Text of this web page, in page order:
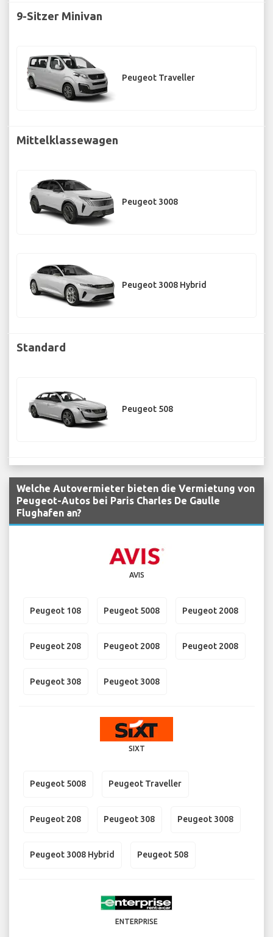
9-Sitzer Minivan
Peugeot Traveller
Mittelklassewagen
Peugeot 3008
Peugeot 3008 Hybrid
Standard
Peugeot 508
Welche Autovermieter bieten die Vermietung von
Peugeot-Autos bei Paris Charles De Gaulle
Flughafen an?
AVIS
Peugeot 108 Peugeot 5008 Peugeot 2008
Peugeot 208 Peugeot 2008 Peugeot 2008
Peugeot 308 Peugeot 3008
SIXT
Peugeot 5008 Peugeot Traveller
Peugeot 208 Peugeot 308 Peugeot 3008
Peugeot 3008 Hybrid Peugeot 508
ENTERPRISE